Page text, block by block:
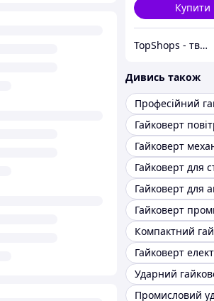
Купити
TopShops - твій інтернет магазин
Дивись також
Гайковерт
Гайковерт
Гайковерт для
Компактний